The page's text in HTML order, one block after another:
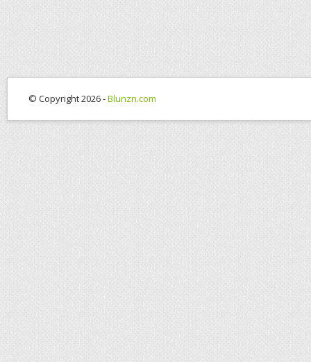
© Copyright 2026 -Blunzn.com